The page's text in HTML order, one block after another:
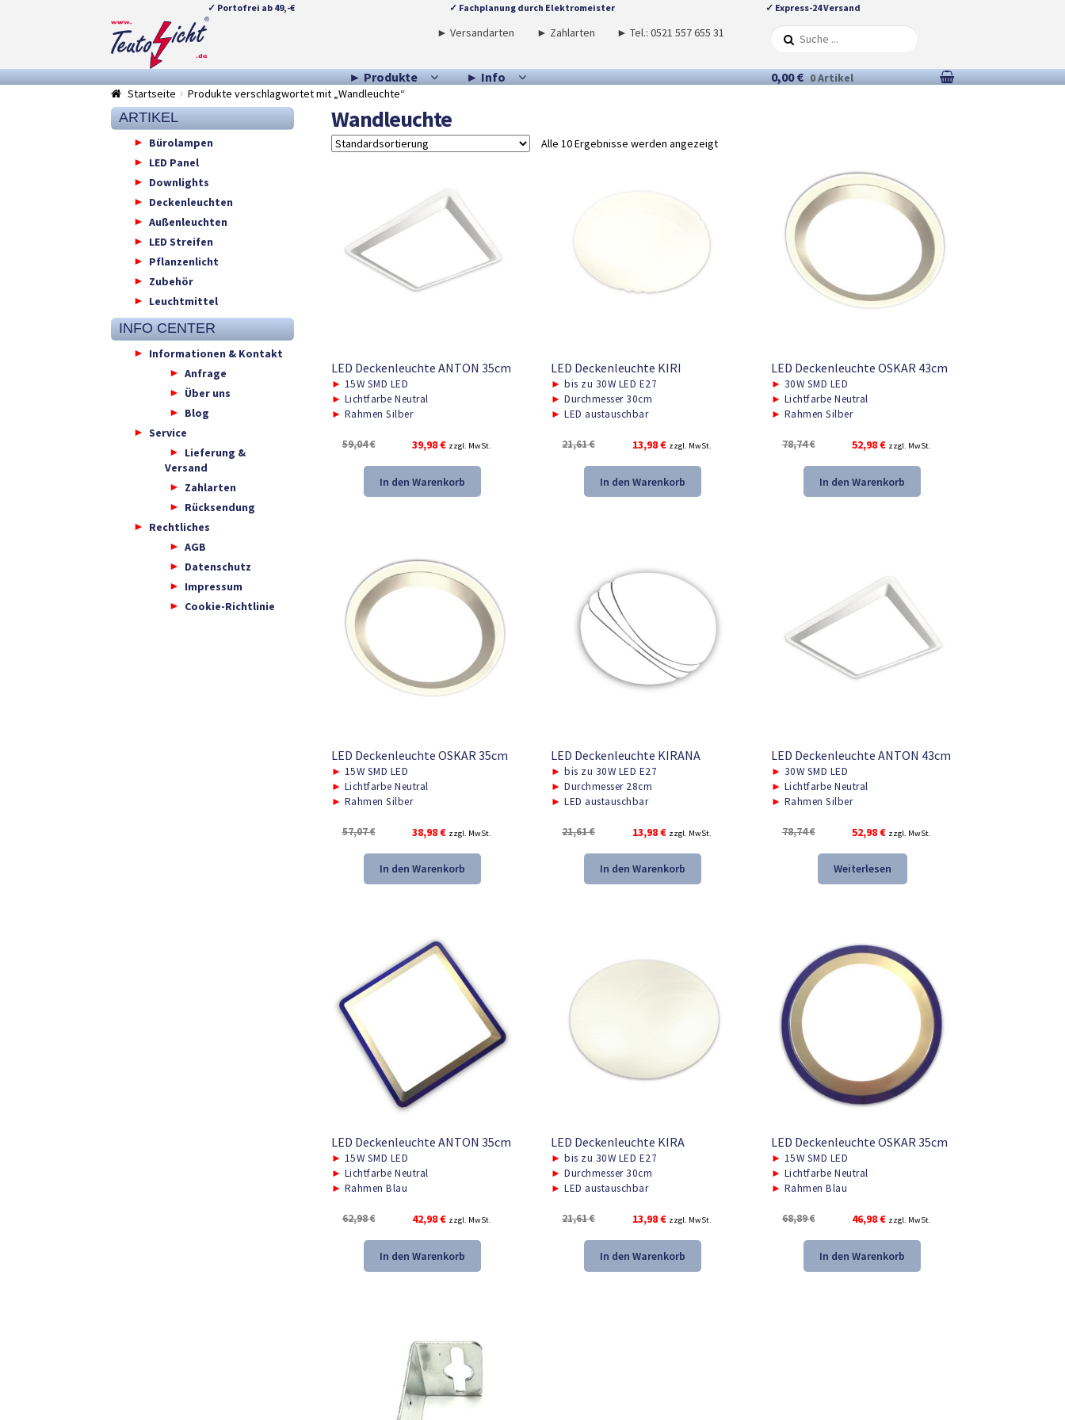
✓ Portofrei ab 49,-€ ✓ Fachplanung durch Elektromeister ✓ Express-24 Versand
Zur
Navigation
springen
Springe
zum
► Versandarten ► Zahlarten ► Tel.: 0521 557 655 31
► Produkte ► Info 0,00 € 0 Artikel
Startseite
Produkte verschlagwortet mit „Wandleuchte“
Wandleuchte
Alle 10 Ergebnisse werden angezeigt
LED Deckenleuchte ANTON 35cm
► 15W SMD LED
► Lichtfarbe Neutral
► Rahmen Silber
59,04€
Ursprünglicher
war:
59,04 €
39,98€Aktueller
ist:
39,98 €.
zzgl. MwSt.
In den Warenkorb
LED Deckenleuchte KIRI
► bis zu 30W LED E27
► Durchmesser 30cm
► LED austauschbar
21,61€
Ursprünglicher
war:
21,61 €
13,98€Aktueller
ist:
13,98 €.
zzgl. MwSt.
In den Warenkorb
LED Deckenleuchte OSKAR 43cm
► 30W SMD LED
► Lichtfarbe Neutral
► Rahmen Silber
78,74€
Ursprünglicher
war:
78,74 €
52,98€Aktueller
ist:
52,98 €.
zzgl. MwSt.
In den Warenkorb
LED Deckenleuchte OSKAR 35cm
► 15W SMD LED
► Lichtfarbe Neutral
► Rahmen Silber
57,07€
Ursprünglicher
war:
57,07 €
38,98€Aktueller
ist:
38,98 €.
zzgl. MwSt.
In den Warenkorb
LED Deckenleuchte KIRANA
► bis zu 30W LED E27
► Durchmesser 28cm
► LED austauschbar
21,61€
Ursprünglicher
war:
21,61 €
13,98€Aktueller
ist:
13,98 €.
zzgl. MwSt.
In den Warenkorb
LED Deckenleuchte ANTON 43cm
► 30W SMD LED
► Lichtfarbe Neutral
► Rahmen Silber
78,74€
Ursprünglicher
war:
78,74 €
52,98€Aktueller
ist:
52,98 €.
zzgl. MwSt.
Weiterlesen
LED Deckenleuchte ANTON 35cm
► 15W SMD LED
► Lichtfarbe Neutral
► Rahmen Blau
62,98€
Ursprünglicher
war:
62,98 €
42,98€Aktueller
ist:
42,98 €.
zzgl. MwSt.
In den Warenkorb
LED Deckenleuchte KIRA
► bis zu 30W LED E27
► Durchmesser 30cm
► LED austauschbar
21,61€
Ursprünglicher
war:
21,61 €
13,98€Aktueller
ist:
13,98 €.
zzgl. MwSt.
In den Warenkorb
LED Deckenleuchte OSKAR 35cm
► 15W SMD LED
► Lichtfarbe Neutral
► Rahmen Blau
68,89€
Ursprünglicher
war:
68,89 €
46,98€Aktueller
ist:
46,98 €.
zzgl. MwSt.
In den Warenkorb
ARTIKEL
Bürolampen
LED Panel
Downlights
Deckenleuchten
Außenleuchten
LED Streifen
Pflanzenlicht
Zubehör
Leuchtmittel
INFO CENTER
Informationen & Kontakt
Anfrage
Über uns
Blog
Service
Lieferung &
Versand
Zahlarten
Rücksendung
Rechtliches
AGB
Datenschutz
Impressum
Cookie-Richtlinie